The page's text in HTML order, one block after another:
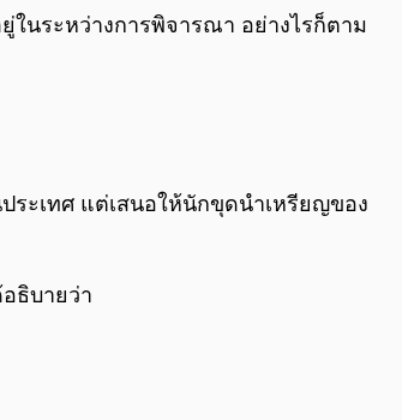
/ 0:00
ในระหว่างการพิจารณา อย่างไรก็ตาม
ระเทศ แต่เสนอให้นักขุดนำเหรียญของ
ธิบายว่า